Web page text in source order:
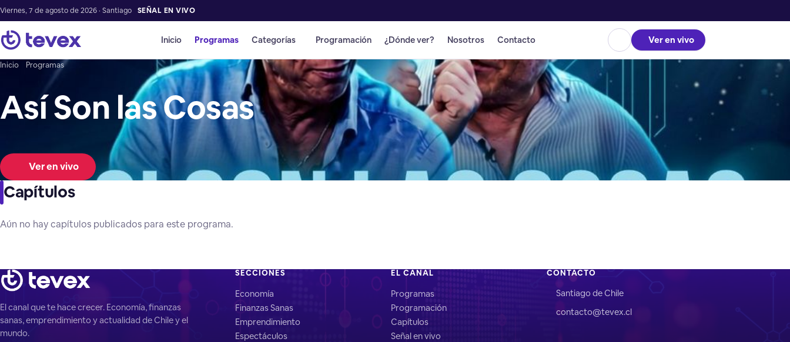
Viernes, 7 de agosto de 2026 · Santiago SEÑAL EN VIVO
Inicio Programas Categorías Programación ¿Dónde ver? Nosotros Contacto Ver en vivo
Inicio Programas
Así Son las Cosas
Ver en vivo
Capítulos
Aún no hay capítulos publicados para este programa.
El canal que te hace crecer. Economía, finanzas
sanas, emprendimiento y actualidad de Chile y el
mundo.
SECCIONES
Economía
Finanzas Sanas
Emprendimiento
Espectáculos
EL CANAL
Programas
Programación
Capítulos
Señal en vivo
CONTACTO
Santiago de Chile
contacto@tevex.cl